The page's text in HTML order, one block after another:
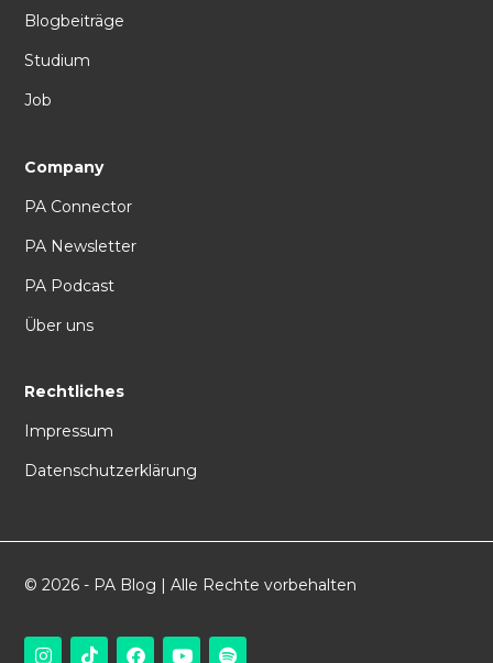
Blogbeiträge
Studium
Job
Company
PA Connector
PA Newsletter
PA Podcast
Über uns
Rechtliches
Impressum
Datenschutzerklärung
© 2026 - PA Blog | Alle Rechte vorbehalten